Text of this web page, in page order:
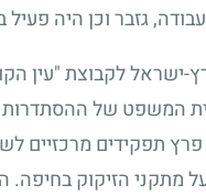
גזבר וכן היה
ישראל לקבוצת "עין
המשפט של ההסתדרות
תפקידים מרכזיים
מתקני הזיקוק בחיפה.